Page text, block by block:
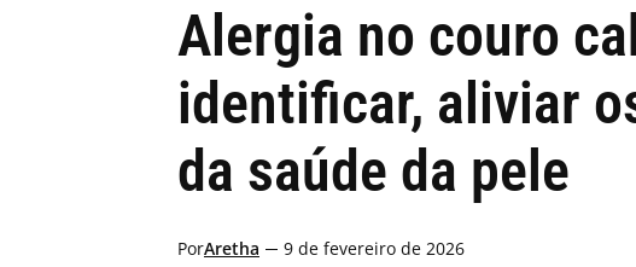
Alergia no couro
identificar, aliviar
da saúde da pele
PorAretha 9 de fevereiro de 2026